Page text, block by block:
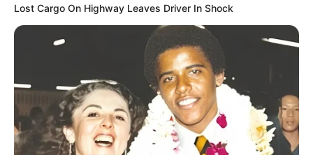
Lost Cargo On Highway Leaves Driver In Shock